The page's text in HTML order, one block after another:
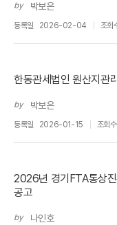
by 박보은
등록일 2026-02-04 조회
한동관세법인 원산지관
by 박보은
등록일 2026-01-15 조회수
2026년 경기FTA통상
공고
by 나인호